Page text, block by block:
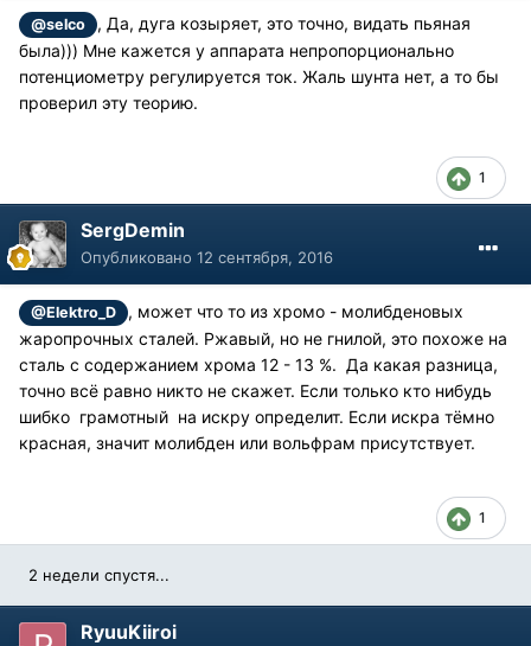
@selco
, Да, дуга козыряет, это точно, видать пьяная
была))) Мне кажется у аппарата непропорционально
потенциометру регулируется ток. Жаль шунта нет, а то бы
проверил эту теорию.
1
SergDemin
Опубликовано 12 сентября, 2016
@Elektro_D
, может что то из хромо - молибденовых
жаропрочных сталей. Ржавый, но не гнилой, это похоже на
сталь с содержанием хрома 12 - 13 %. Да какая разница,
точно всё равно никто не скажет. Если только кто нибудь
шибко грамотный на искру определит. Если искра тёмно
красная, значит молибден или вольфрам присутствует.
1
2 недели спустя...
RyuuKiiroi